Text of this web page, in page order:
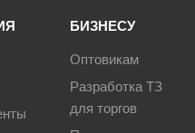
БИЗНЕСУ
Оптовикам
Разработка ТЗ
для торгов